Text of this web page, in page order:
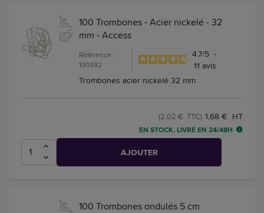
100 Trombones - Acier nickelé - 32
mm - Access
Référence :
130382
4.7/5 -
11avis
Trombones acier nickelé 32 mm
1,68 € HT
(2,02 € TTC)
EN STOCK, LIVRÉ EN 24/48H
AJOUTER
100 Trombones ondulés 5 cm